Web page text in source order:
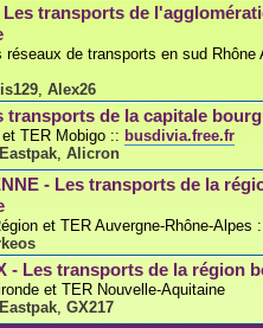
Les transports de
réseaux de transports en sud Rhône
Alex26
transports de la capitale
TER Mobigo :: busdivia.free.fr
Eastpak Alicron
- Les transports de la
et TER Auvergne-Rhône-Alpes
- Les transports de la région
et TER Nouvelle-Aquitaine
Eastpak GX217